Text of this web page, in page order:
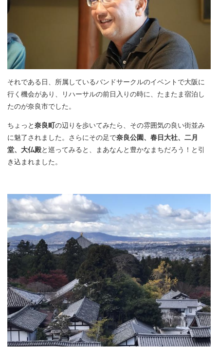
それである日、所属しているバンドサークルのイベントで大阪に
行く機会があり、リハーサルの前日入りの時に、たまたま宿泊し
たのが奈良市でした。
ちょっと奈良町の辺りを歩いてみたら、その雰囲気の良い街並み
に魅了されました。さらにその足で奈良公園、春日大社、二月
堂、大仏殿と巡ってみると、まあなんと豊かなまちだろう！と引
き込まれました。